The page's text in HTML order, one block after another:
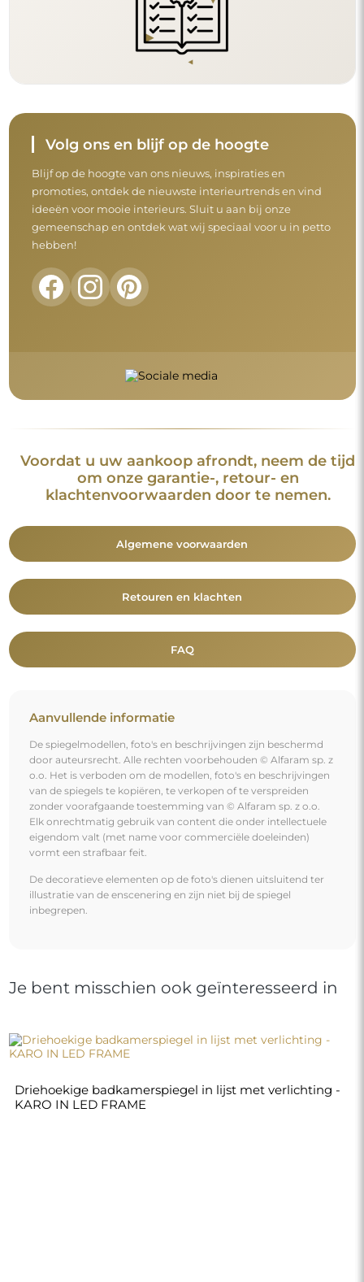
Volg ons en blijf op de hoogte
Blijf op de hoogte van ons nieuws, inspiraties en
promoties, ontdek de nieuwste interieurtrends en vind
ideeën voor mooie interieurs. Sluit u aan bij onze
gemeenschap en ontdek wat wij speciaal voor u in petto
hebben!
Voordat u uw aankoop afrondt, neem de tijd
om onze garantie-, retour- en
klachtenvoorwaarden door te nemen.
Algemene voorwaarden
Retouren en klachten
FAQ
Aanvullende informatie
De spiegelmodellen, foto's en beschrijvingen zijn beschermd
door auteursrecht. Alle rechten voorbehouden © Alfaram sp. z
o.o. Het is verboden om de modellen, foto's en beschrijvingen
van de spiegels te kopiëren, te verkopen of te verspreiden
zonder voorafgaande toestemming van © Alfaram sp. z o.o.
Elk onrechtmatig gebruik van content die onder intellectuele
eigendom valt (met name voor commerciële doeleinden)
vormt een strafbaar feit.
De decoratieve elementen op de foto's dienen uitsluitend ter
illustratie van de enscenering en zijn niet bij de spiegel
inbegrepen.
Je bent misschien ook geïnteresseerd in
Driehoekige badkamerspiegel in lijst met verlichting -
KARO IN LED FRAME